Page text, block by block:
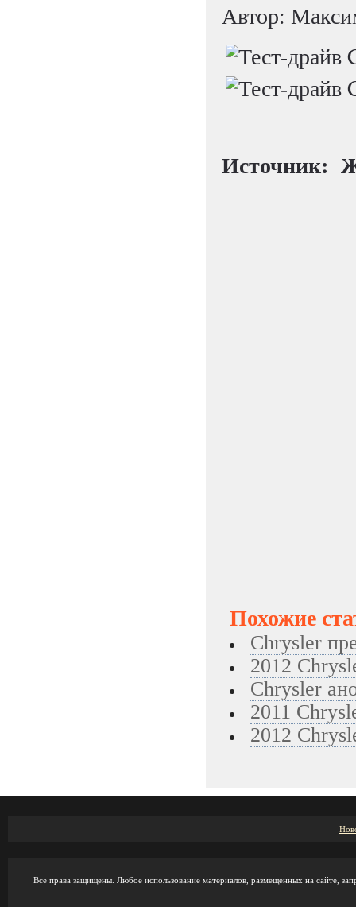
Автор:
Источник:
Похожие
Chrysler
2012
Chrysler
2011
2012
Все права защищены. Любое использование материалов, размещенных на сайте,